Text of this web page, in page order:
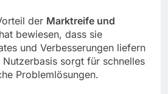
der Marktreife und
bewiesen, dass sie
und Verbesserungen liefern
sorgt für schnelles
Problemlösungen.